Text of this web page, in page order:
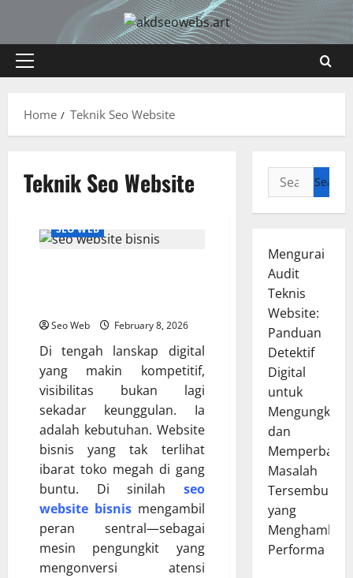
content
Primary
Home
Teknik Seo Website
Teknik Seo Website
SEO WEB
Seo Web February 8, 2026
Di tengah lanskap digital
yang makin kompetitif,
visibilitas bukan lagi
sekadar keunggulan. Ia
adalah kebutuhan. Website
bisnis yang tak terlihat
ibarat toko megah di gang
buntu. Di sinilah seo
website bisnis mengambil
peran sentral—sebagai
mesin pengungkit yang
mengonversi atensi
Search
for:
Mengurai
Audit
Teknis
Website:
Panduan
Detektif
Digital
untuk
Mengungkap
dan
Memperbaiki
Masalah
Tersembunyi
yang
Menghambat
Performa